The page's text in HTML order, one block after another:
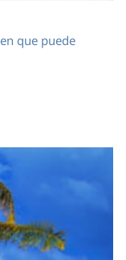
que puede